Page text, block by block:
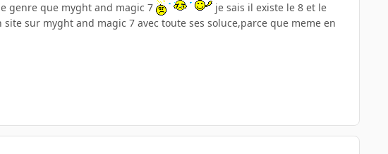
genre que myght and magic 7
je sais il existe le 8 et le
sur myght and magic 7 avec toute ses soluce,parce que meme en